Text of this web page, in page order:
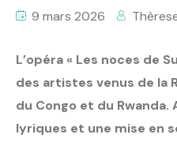
9 mars 2026
L’opéra « Les noces de
des artistes venus de la
du Congo et du
lyriques et une mise en